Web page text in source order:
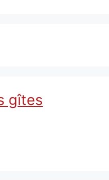
gîtes